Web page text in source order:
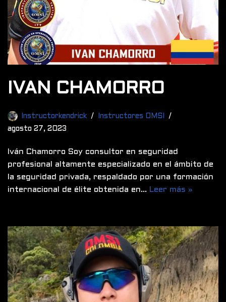
IVAN CHAMORRO
Instructorkendrick
Instructores OMSI
agosto 27, 2023
Iván Chamorro Soy consultor en seguridad
profesional altamente especializado en el ámbito de
la seguridad privada, respaldado por una formación
internacional de élite obtenida en… Leer más »